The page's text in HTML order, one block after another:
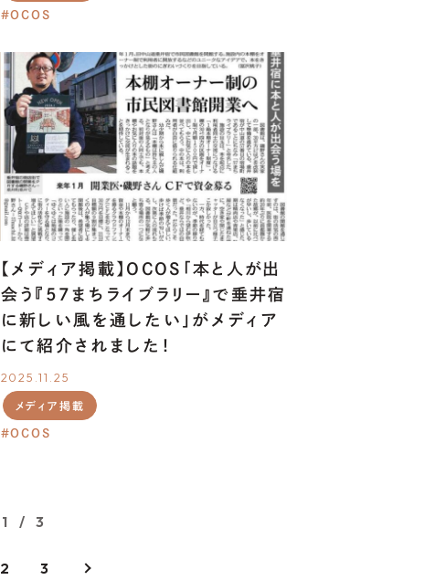
FORENTERPRISES
01.資金調達をお考えの方
02.地域・社会貢献をお考えの方
OCOS
【メディア掲載】OCOS「本と人が出
会う『57まちライブラリー』で垂井宿
に新しい風を通したい」がメディア
にて紹介されました！
2025.11.25
メディア掲載
OCOS
1 / 3
2 3